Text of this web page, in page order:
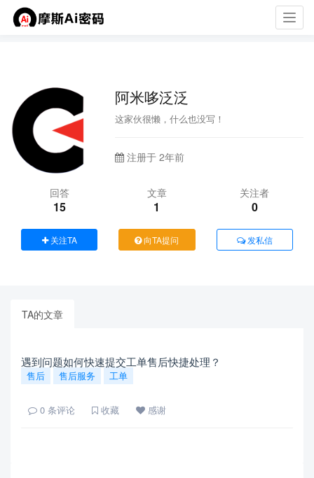
阿米哆泛泛
这家伙很懒，什么也没写！
注册于 2年前
回答
15
文章
1
关注者
0
关注TA 向TA提问 发私信
TA的文章
遇到问题如何快速提交工单售后快捷处理？
售后 售后服务 工单
0 条评论 收藏 感谢